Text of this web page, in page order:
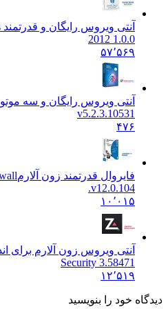
آنتی ویروس رایگان و قدرتمند 2012
2012 1.0.0
۵۷٬۵۶۹
آنتی ویروس رایگان و سه موتوره 2015
v5.2.3.10531
فایروال قدرتمند زون آلارمFirewall
v12.0.104.
۱۰٬۰۱۵
آنتی ویروس زون آلارم برای اندروید
Security 3.58471
۱۲٬۵۱۹
خود را بنویسید